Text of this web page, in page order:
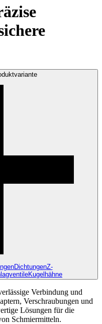
DichtungenZ-
Kugelhähne
Verbindung und
Verschraubungen und
Lösungen für die
Schmiermitteln.